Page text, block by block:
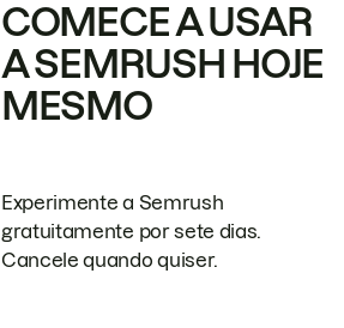
COMECE A USAR
A SEMRUSH HOJE
MESMO
Experimente a Semrush
gratuitamente por sete dias.
Cancele quando quiser.